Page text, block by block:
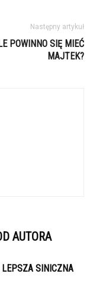
Następny artykuł
POWINNO SIĘ MIEĆ
MAJTEK?
AUTORA
SINICZNA